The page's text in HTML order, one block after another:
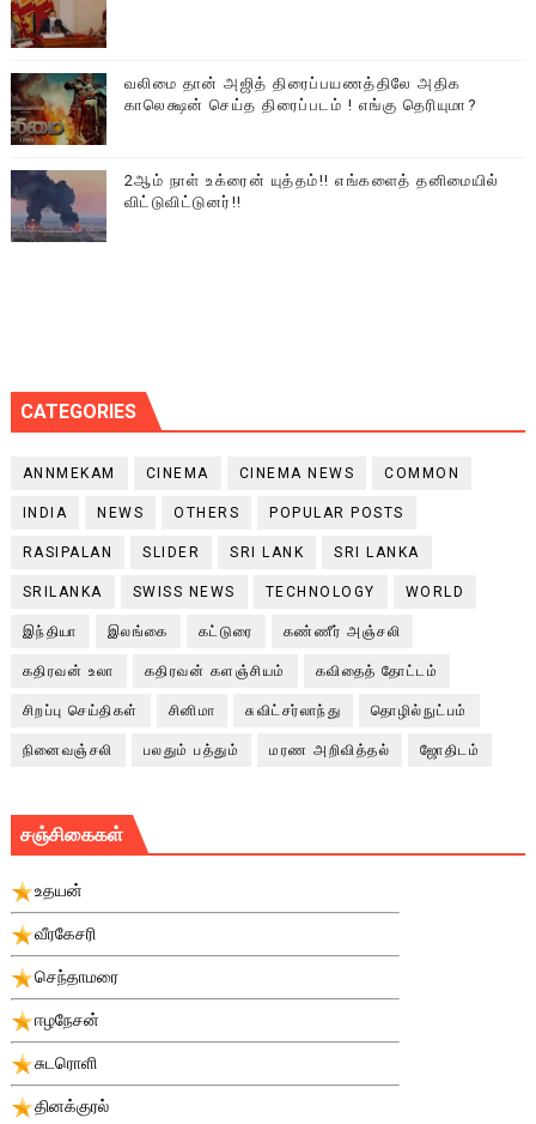
வலிமை தான் அஜித் திரைப்பயணத்திலே அதிக
காலெக்ஷன் செய்த திரைப்படம் ! எங்கு தெரியுமா?
2ஆம் நாள் உக்ரைன் யுத்தம்!! எங்களைத் தனிமையில்
விட்டுவிட்டுனர்!!
CATEGORIES
ANNMEKAM CINEMA CINEMA NEWS COMMON
INDIA NEWS OTHERS POPULAR POSTS
RASIPALAN SLIDER SRI LANK SRI LANKA
SRILANKA SWISS NEWS TECHNOLOGY WORLD
இந்தியா இலங்கை கட்டுரை கண்ணீர் அஞ்சலி
கதிரவன் உலா கதிரவன் களஞ்சியம் கவிதைத் தோட்டம்
சிறப்பு செய்திகள் சினிமா சுவிட்சர்லாந்து தொழில்நுட்பம்
நினைவஞ்சலி பலதும் பத்தும் மரண அறிவித்தல் ஜோதிடம்
சஞ்சிகைகள்
உதயன்
வீரகேசரி
செந்தாமரை
ஈழநேசன்
சுடரொளி
தினக்குரல்